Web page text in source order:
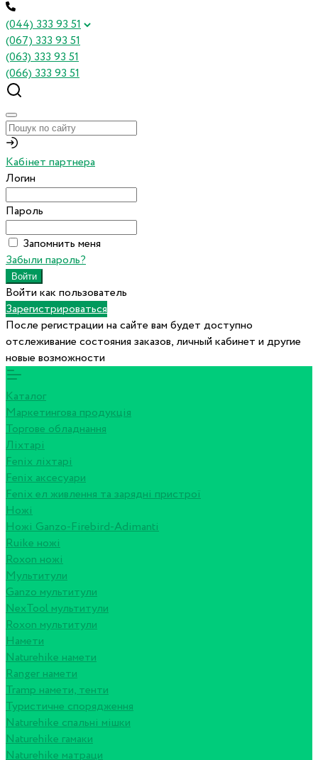
(044) 333 93 51
(067) 333 93 51
(063) 333 93 51
(066) 333 93 51
Кабінет партнера
Логин
Пароль
Запомнить меня
Забыли пароль?
Войти как пользователь
Зарегистрироваться
После регистрации на сайте вам будет доступно
отслеживание состояния заказов, личный кабинет и другие
новые возможности
Каталог
Маркетингова продукція
Торгове обладнання
Ліхтарі
Fenix ліхтарі
Fenix аксесуари
Fenix ел живлення та зарядні пристрої
Ножі
Ножі Ganzo-Firebird-Adimanti
Ruike ножі
Roxon ножi
Мультитули
Ganzo мультитули
NexTool мультитули
Roxon мультитули
Намети
Naturehike намети
Ranger намети
Tramp намети, тенти
Туристичне спорядження
Naturehike спальні мішки
Naturehike гамаки
Naturehike матраци